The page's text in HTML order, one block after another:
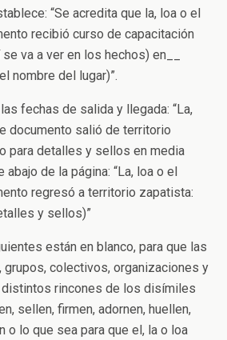
“Se acredita que la, loa o el
recibió curso de capacitación
va a ver en los hechos) en__
nombre del lugar)”.
fechas de salida y llegada: “La,
documento salió de territorio
para detalles y sellos en media
abajo de la página: “La, loa o el
regresó a territorio zapatista:
y sellos)”
están en blanco, para que las
colectivos, organizaciones y
rincones de los disímiles
sellen, firmen, adornen, huellen,
o lo que sea para que el, la o loa